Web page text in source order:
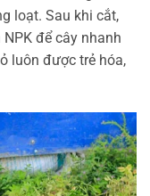
loạt. Sau khi cắt,
để cây nhanh
luôn được trẻ hóa,